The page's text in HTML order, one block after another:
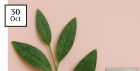
30
Oct